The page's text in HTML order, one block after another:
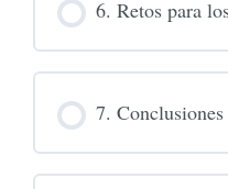
6. Retos para
7. Conclusiones